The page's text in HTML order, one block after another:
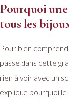
Pourquoi
tous les
Pour bien
passe dans cette
rien à voir avec un
explique pourquoi